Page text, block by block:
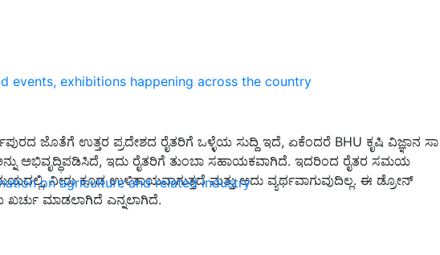
events, exhibitions happening across the country
on agriculture and related industry
ಜೊತೆಗೆ ಉತ್ತರ ಪ್ರದೇಶದ ರೈತರಿಗೆ ಒಳ್ಳೆಯ ಸುದ್ದಿ ಇದೆ, ಏಕೆಂದರೆ BHU ಕೃಷಿ ವಿಜ್ಞಾನ ಸಾ
ಅಭಿವೃದ್ಧಿಪಡಿಸಿದೆ, ಇದು ರೈತರಿಗೆ ತುಂಬಾ ಸಹಾಯಕವಾಗಿದೆ. ಇದರಿಂದ ರೈತರ ಸಮಯ
,ನೀರು ಕೂಡ ಉಳಿತಾಯವಾಗುತ್ತದೆ ಮತ್ತು ಅದು ವ್ಯರ್ಥವಾಗುವುದಿಲ್ಲ. ಈ ಡ್ರೋನ್
ಖರ್ಚು ಮಾಡಲಾಗಿದೆ ಎನ್ನಲಾಗಿದೆ.